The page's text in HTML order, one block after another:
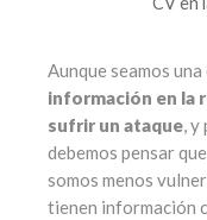
Aunque seamos
información en la
sufrir un ataque, y
debemos pensar
somos menos
tienen información